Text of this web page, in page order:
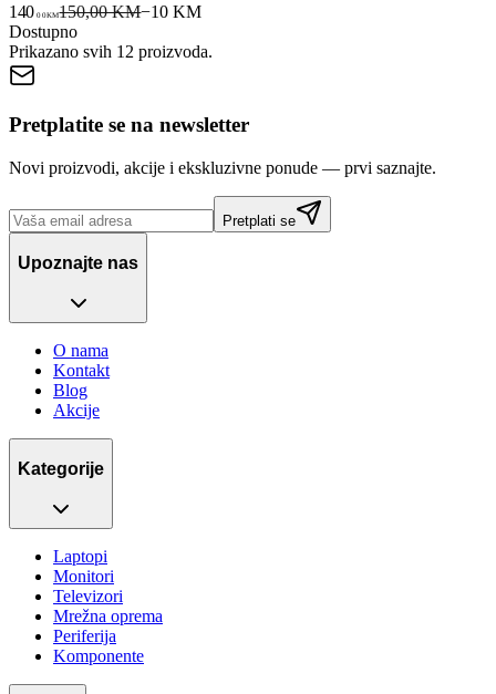
140 00KM150,00 KM−10 KM
Dostupno
Prikazano svih 12 proizvoda.
Pretplatite se na newsletter
Novi proizvodi, akcije i ekskluzivne ponude — prvi saznajte.
Pretplati se
Upoznajte nas
O nama
Kontakt
Blog
Akcije
Kategorije
Laptopi
Monitori
Televizori
Mrežna oprema
Periferija
Komponente